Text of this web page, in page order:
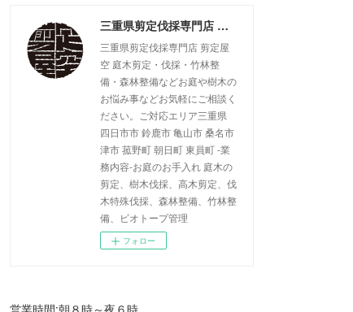
三重県剪定伐採専門店 剪定屋空 -サブサイト-
三重県剪定伐採専門店 剪定屋
空 庭木剪定・伐採・竹林整
備・森林整備などお庭や樹木の
お悩み事などお気軽にご相談く
ださい。ご対応エリア三重県
四日市市 鈴鹿市 亀山市 桑名市
津市 菰野町 朝日町 東員町 -業
務内容-お庭のお手入れ 庭木の
剪定、樹木伐採、高木剪定、伐
木特殊伐採、森林整備、竹林整
備、ビオトープ管理
フォロー
営業時間:朝８時～夜６時